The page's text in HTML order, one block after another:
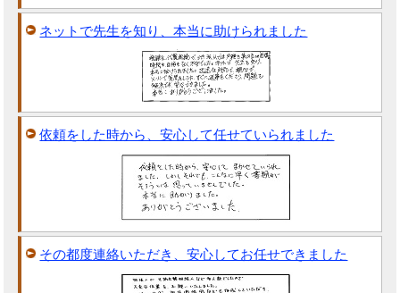
ネットで先生を知り、本当に助けられました
依頼をした時から、安心して任せていられました
その都度連絡いただき、安心してお任せできました